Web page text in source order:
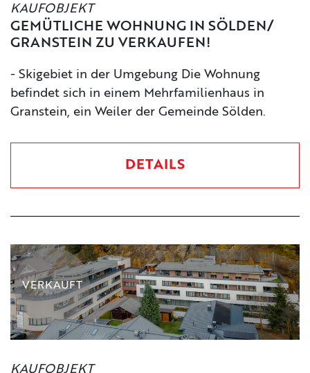
KAUFOBJEKT
GEMÜTLICHE WOHNUNG IN SÖLDEN/
GRANSTEIN ZU VERKAUFEN!
- Skigebiet in der Umgebung Die Wohnung
befindet sich in einem Mehrfamilienhaus in
Granstein, ein Weiler der Gemeinde Sölden.
DETAILS
VERKAUFT
KAUFOBJEKT